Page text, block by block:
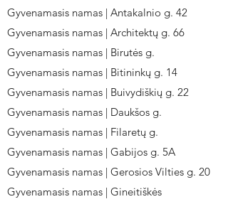
Gyvenamasis namas | Antakalnio g. 42
Gyvenamasis namas | Architektų g. 66
Gyvenamasis namas | Birutės g.
Gyvenamasis namas | Bitininkų g. 14
Gyvenamasis namas | Buivydiškių g. 22
Gyvenamasis namas | Daukšos g.
Gyvenamasis namas | Filaretų g.
Gyvenamasis namas | Gabijos g. 5A
Gyvenamasis namas | Gerosios Vilties g. 20
Gyvenamasis namas | Gineitiškės